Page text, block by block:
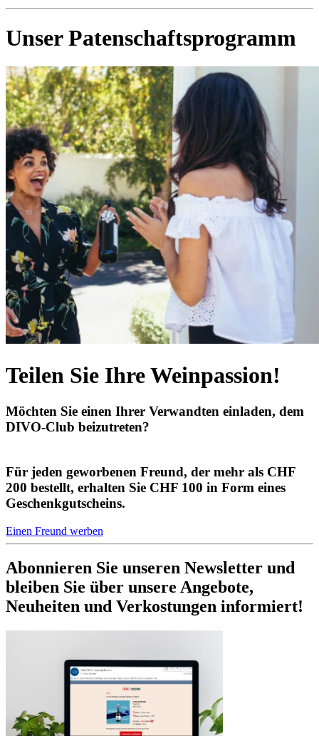
Unser Patenschaftsprogramm
Teilen Sie Ihre Weinpassion!
Möchten Sie einen Ihrer Verwandten einladen, dem
DIVO-Club beizutreten?
Für jeden geworbenen Freund, der mehr als CHF
200 bestellt, erhalten Sie CHF 100 in Form eines
Geschenkgutscheins.
Einen Freund werben
Abonnieren Sie unseren Newsletter und
bleiben Sie über unsere Angebote,
Neuheiten und Verkostungen informiert!